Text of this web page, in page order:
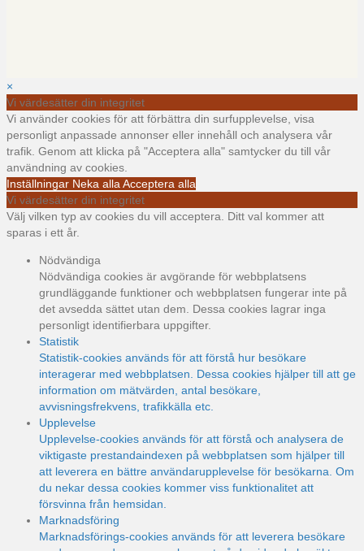
×
Vi värdesätter din integritet
Vi använder cookies för att förbättra din surfupplevelse, visa
personligt anpassade annonser eller innehåll och analysera vår
trafik. Genom att klicka på "Acceptera alla" samtycker du till vår
användning av cookies.
Inställningar Neka alla Acceptera alla
Vi värdesätter din integritet
Välj vilken typ av cookies du vill acceptera. Ditt val kommer att
sparas i ett år.
Nödvändiga
Nödvändiga cookies är avgörande för webbplatsens
grundläggande funktioner och webbplatsen fungerar inte på
det avsedda sättet utan dem. Dessa cookies lagrar inga
personligt identifierbara uppgifter.
Statistik
Statistik-cookies används för att förstå hur besökare
interagerar med webbplatsen. Dessa cookies hjälper till att ge
information om mätvärden, antal besökare,
avvisningsfrekvens, trafikkälla etc.
Upplevelse
Upplevelse-cookies används för att förstå och analysera de
viktigaste prestandaindexen på webbplatsen som hjälper till
att leverera en bättre användarupplevelse för besökarna. Om
du nekar dessa cookies kommer viss funktionalitet att
försvinna från hemsidan.
Marknadsföring
Marknadsförings-cookies används för att leverera besökare